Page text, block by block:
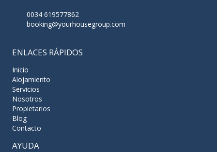
0034 619577862
booking@yourhousegroup.com
ENLACES RÁPIDOS
Inicio
Alojamiento
Servicios
Nosotros
Propietarios
Blog
Contacto
AYUDA